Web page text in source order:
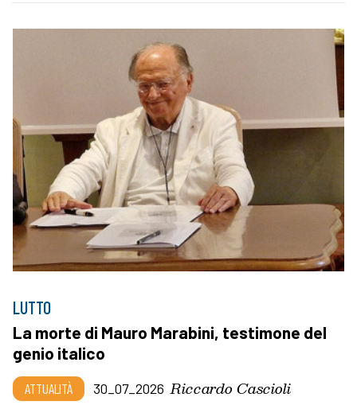
LUTTO
La morte di Mauro Marabini, testimone del
genio italico
ATTUALITÀ 30_07_2026 Riccardo Cascioli